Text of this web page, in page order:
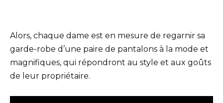
Alors, chaque dame est en mesure de regarnir sa
garde-robe d’une paire de pantalons à la mode et
magnifiques, qui répondront au style et aux goûts
de leur propriétaire.